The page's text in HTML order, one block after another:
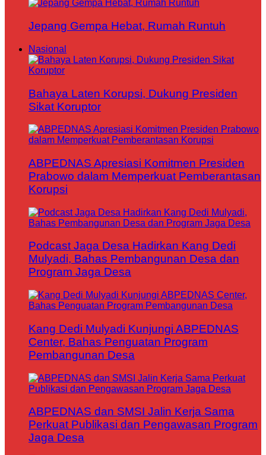
Jepang Gempa Hebat, Rumah Runtuh
Nasional
Bahaya Laten Korupsi, Dukung Presiden
Sikat Koruptor
ABPEDNAS Apresiasi Komitmen Presiden
Prabowo dalam Memperkuat Pemberantasan
Korupsi
Podcast Jaga Desa Hadirkan Kang Dedi
Mulyadi, Bahas Pembangunan Desa dan
Program Jaga Desa
Kang Dedi Mulyadi Kunjungi ABPEDNAS
Center, Bahas Penguatan Program
Pembangunan Desa
ABPEDNAS dan SMSI Jalin Kerja Sama
Perkuat Publikasi dan Pengawasan Program
Jaga Desa